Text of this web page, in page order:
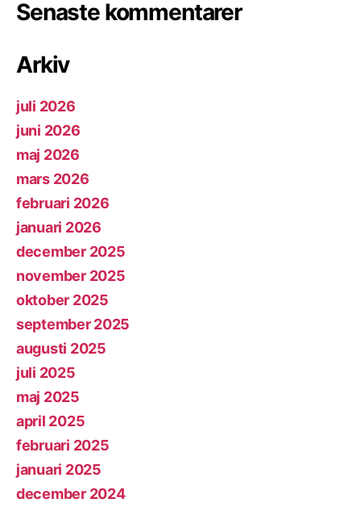
Senaste kommentarer
Arkiv
juli 2026
juni 2026
maj 2026
mars 2026
februari 2026
januari 2026
december 2025
november 2025
oktober 2025
september 2025
augusti 2025
juli 2025
maj 2025
april 2025
februari 2025
januari 2025
december 2024